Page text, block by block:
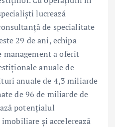
lucrează
de specialitate
29 de ani, echipa
management a oferit
anuale de
anuale de 4,3 miliarde
de 96 de miliarde de
potențialul
și accelerează